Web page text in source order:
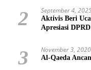
2 September 4,
Aktivis Beri
Apresiasi
3 November 3, 2020
Al-Qaeda